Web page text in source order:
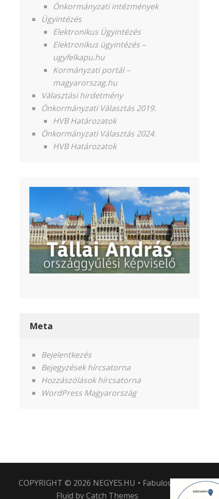
Önkormányzati intézmények
Ügyintézés
Elektronikus Ügyintézés
Elektronikus ügyintézés –
ugyfelkapu.hu
Kormányzati portál –
magyarorszag.hu
Választási hirdetmény
Önkormányzati Választás 2019.
HVB Határozatok
Önkormányzati Választás 2024.
HVB Határozatok
Meta
Bejelentkezés
Bejegyzések hírcsatorna
Hozzászólások hírcsatorna
WordPress Magyarország
COPYRIGHT © 2026 NEGYES.HU • Fabulous
Fluid byCatch Themes